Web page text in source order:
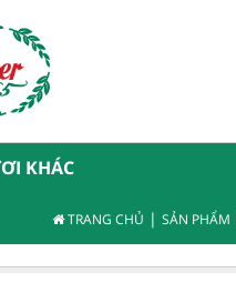
KHÁC
TRANG CHỦ | SẢN PHẨM